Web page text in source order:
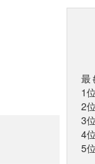
最
1位
2位
3位
4位
5位